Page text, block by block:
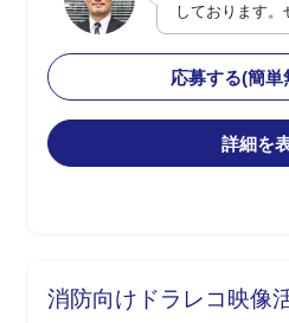
業務改善支援
・顧客PJの決
続き支援
・現行業務理
引継ぎを想定
しております。
応募する(簡単
詳細を
消防向けドラレコ映像